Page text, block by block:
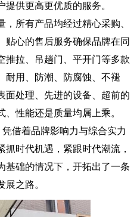
供更高更优质的服务。
所有产品均经过精心采购、
贴心的售后服务确保品牌在同
推拉、吊趟门、平开门等多款
耐用、防潮、防腐蚀、不褪
面处理、先进的设备、超前的
性能还是质量均属上乘。
借着品牌影响力与综合实力
时代机遇，紧跟时代潮流，
基础的情况下，开拓出了一条
之路。